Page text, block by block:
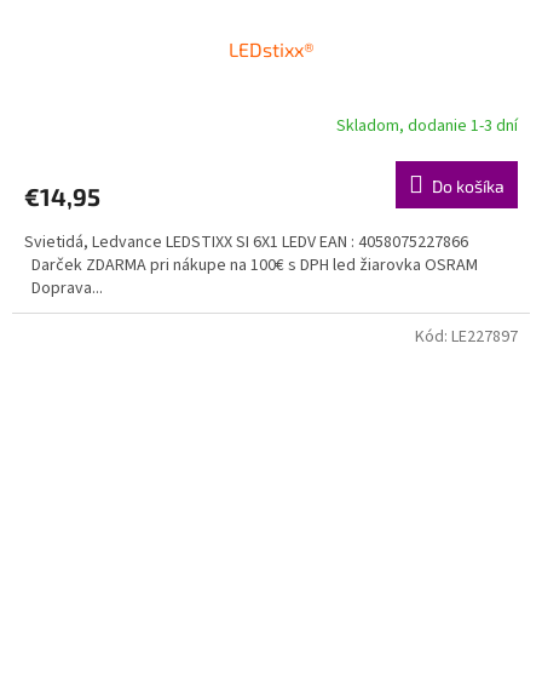
LEDstixx®
Skladom, dodanie 1-3 dní
€14,95 Do košíka
Svietidá, Ledvance LEDSTIXX SI 6X1 LEDV EAN : 4058075227866
Darček ZDARMA pri nákupe na 100€ s DPH led žiarovka OSRAM
Doprava...
Kód: LE227897